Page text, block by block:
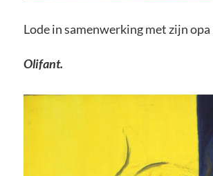
Lode in samenwerking met zijn opa
Olifant.